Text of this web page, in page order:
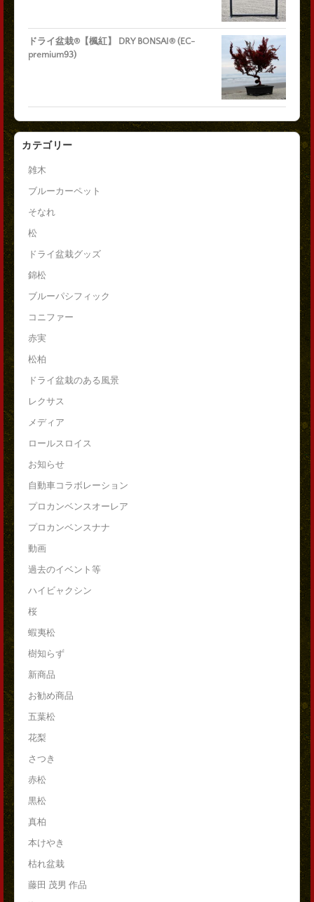
ドライ盆栽®【楓紅】 DRY BONSAI® (EC-
premium93)
カテゴリー
雑木
ブルーカーペット
そなれ
松
ドライ盆栽グッズ
錦松
ブルーパシフィック
コニファー
赤実
松柏
ドライ盆栽のある風景
レクサス
メディア
ロールスロイス
お知らせ
自動車コラボレーション
プロカンベンスオーレア
プロカンベンスナナ
動画
過去のイベント等
ハイビャクシン
桜
蝦夷松
樹知らず
新商品
お勧め商品
五葉松
花梨
さつき
赤松
黒松
真柏
本けやき
枯れ盆栽
藤田 茂男 作品